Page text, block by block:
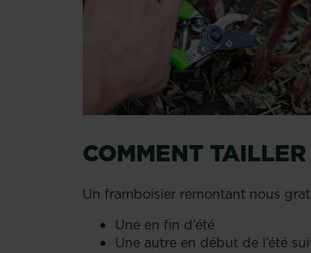
COMMENT
Un framboisier remontant nous
Une en fin d’été
Une autre en début de l’été